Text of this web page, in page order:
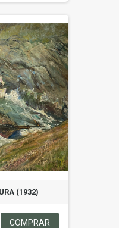
(1932)
COMPRAR